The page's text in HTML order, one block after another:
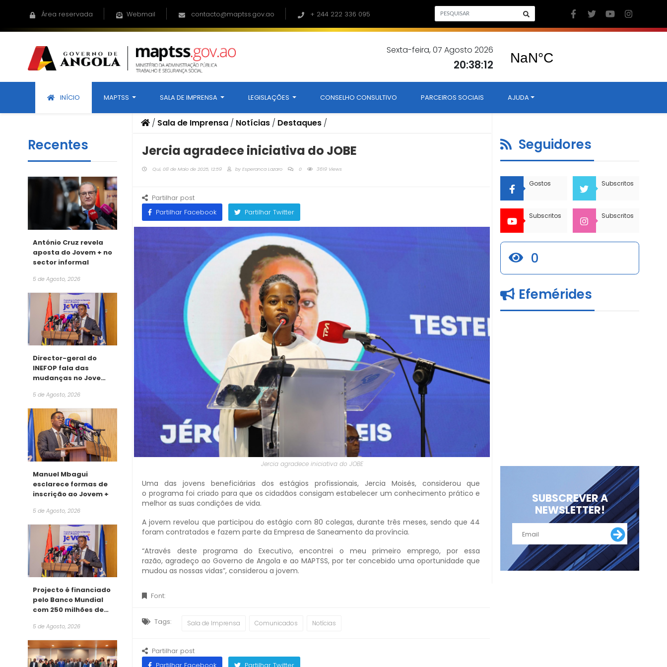
Área reservada Webmail contacto@maptss.gov.ao + 244 222 336 095
Sexta-feira, 07 Agosto 2026
20:38:13
INÍCIO MAPTSS SALA DE IMPRENSA LEGISLAÇÕES CONSELHO CONSULTIVO PARCEIROS SOCIAIS AJUDA
Recentes
António Cruz revela
aposta do Jovem + no
sector informal
5 de Agosto, 2026
Director-geral do
INEFOP fala das
mudanças no Jovem
5 de Agosto, 2026
Manuel Mbagui
esclarece formas de
inscrição ao Jovem +
5 de Agosto, 2026
Projecto é financiado
pelo Banco Mundial
com 250 milhões de
5 de Agosto, 2026
/ Sala de Imprensa / Notícias / Destaques /
Jercia agradece iniciativa do JOBE
Qui, 08 de Maio de 2025, 12:59 byEsperanca Lazaro 0 3619 Views
Partilhar post
Partilhar Facebook
Partilhar Twitter
Jercia agradece iniciativa do JOBE
Uma das jovens beneficiárias dos estágios profissionais, Jercia Moisés, considerou que
o programa foi criado para que os cidadãos consigam estabelecer um conhecimento prático e
melhor as suas condições de vida.
A jovem revelou que participou do estágio com 80 colegas, durante três meses, sendo que 44
foram contratados e fazem parte da Empresa de Saneamento da província.
“Através deste programa do Executivo, encontrei o meu primeiro emprego, por essa
razão, agradeço ao Governo de Angola e ao MAPTSS, por ter concebido uma oportunidade que
mudou as nossas vidas”, considerou a jovem.
Font:
Tags: Sala de Imprensa Comunicados Notícias
Partilhar post
Seguidores
Gostos Subscritos
Subscritos Subscritos
0
Efemérides
SUBSCREVER A
NEWSLETTER!